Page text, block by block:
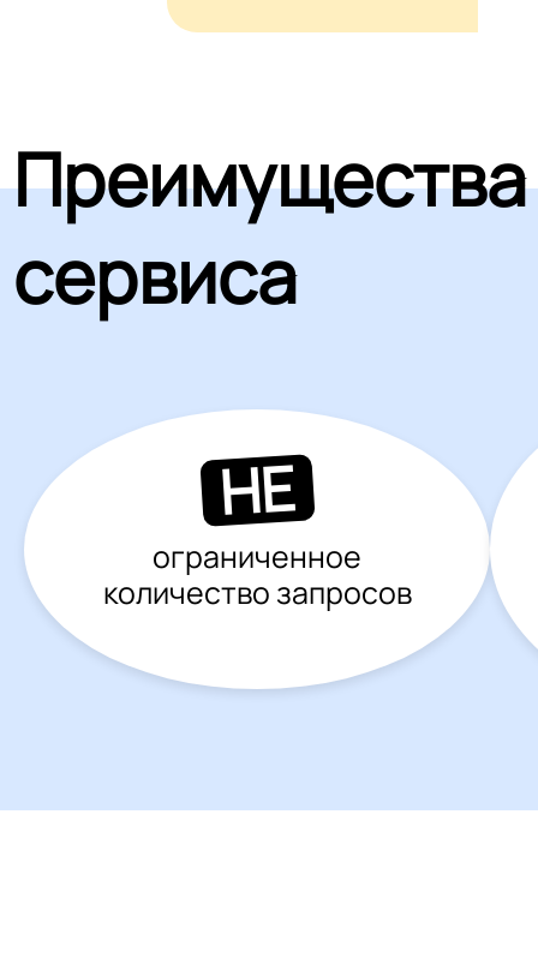
Преимущества
сервиса
НЕ
ограниченное
количество запросов